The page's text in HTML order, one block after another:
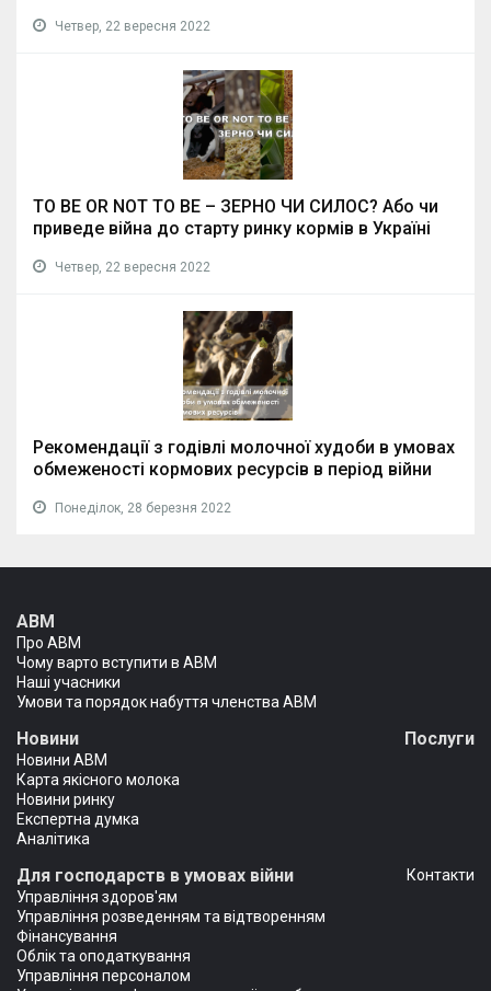
Четвер, 22 вересня 2022
TO BE OR NOT TO BE – ЗЕРНО ЧИ СИЛОС? Або чи
приведе війна до старту ринку кормів в Україні
Четвер, 22 вересня 2022
Рекомендації з годівлі молочної худоби в умовах
обмеженості кормових ресурсів в період війни
Понеділок, 28 березня 2022
АВМ
Про АВМ
Чому варто вступити в АВМ
Наші учасники
Умови та порядок набуття членства АВМ
Новини
Новини АВМ
Карта якісного молока
Новини ринку
Експертна думка
Аналітика
Послуги
Для господарств в умовах війни
Управління здоров'ям
Управління розведенням та відтворенням
Фінансування
Облік та оподаткування
Управління персоналом
Контакти